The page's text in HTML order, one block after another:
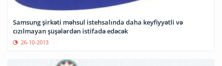
Samsung şirkəti məhsul istehsalında daha keyfiyyətli və
cızılmayan şüşələrdən istifadə edəcək
26-10-2013